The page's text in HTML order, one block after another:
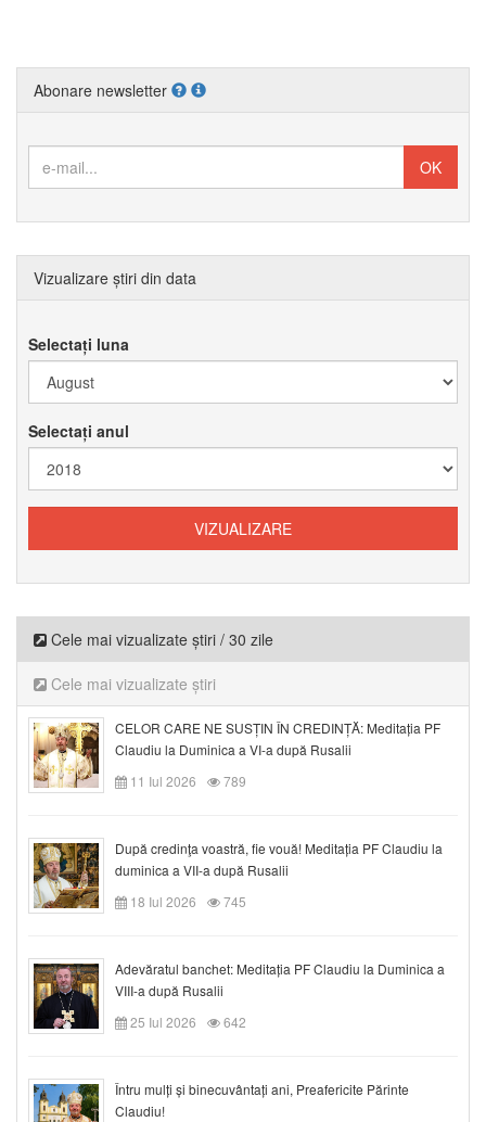
Abonare newsletter
Vizualizare știri din data
Selectați luna
Selectați anul
Cele mai vizualizate știri / 30 zile
Cele mai vizualizate știri
CELOR CARE NE SUSȚIN ÎN CREDINȚĂ: Meditația PF
Claudiu la Duminica a VI-a după Rusalii
11 Iul 2026
789
După credinţa voastră, fie vouă! Meditația PF Claudiu la
duminica a VII-a după Rusalii
18 Iul 2026
745
Adevăratul banchet: Meditația PF Claudiu la Duminica a
VIII-a după Rusalii
25 Iul 2026
642
Întru mulți și binecuvântați ani, Preafericite Părinte
Claudiu!